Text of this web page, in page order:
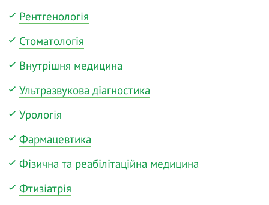
Рентгенологія
Стоматологія
Внутрішня медицина
Ультразвукова діагностика
Урологія
Фармацевтика
Фізична та реабілітаційна медицина
Фтизіатрія